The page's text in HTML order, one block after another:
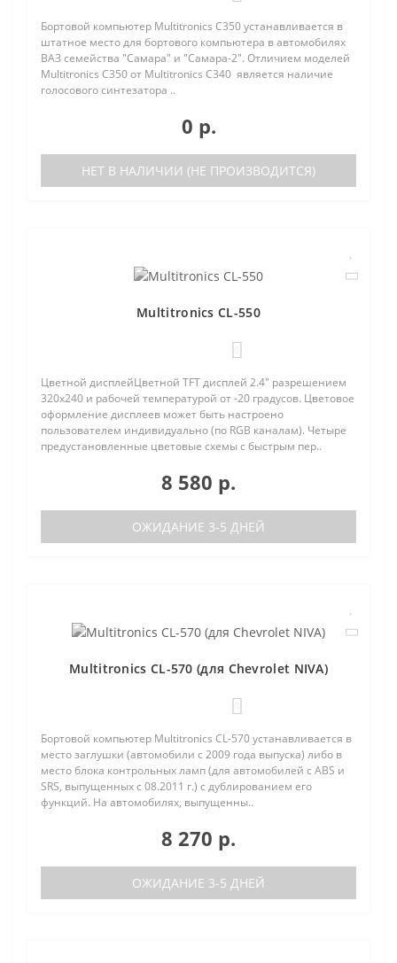
Бортовой компьютер Multitronics C350 устанавливается в
штатное место для бортового компьютера в автомобилях
ВАЗ семейства "Самара" и "Самара-2". Отличием моделей
Multitronics C350 от Multitronics C340 является наличие
голосового синтезатора ..
0 р.
НЕТ В НАЛИЧИИ (НЕ ПРОИЗВОДИТСЯ)
Multitronics CL-550
Цветной дисплейЦветной TFT дисплей 2.4" разрешением
320х240 и рабочей температурой от -20 градусов. Цветовое
оформление дисплеев может быть настроено
пользователем индивидуально (по RGB каналам). Четыре
предустановленные цветовые схемы с быстрым пер..
8 580 р.
ОЖИДАНИЕ 3-5 ДНЕЙ
Multitronics CL-570 (для Chevrolet NIVA)
Бортовой компьютер Multitronics CL-570 устанавливается в
место заглушки (автомобили с 2009 года выпуска) либо в
место блока контрольных ламп (для автомобилей с ABS и
SRS, выпущенных с 08.2011 г.) с дублированием его
функций. На автомобилях, выпущенны..
8 270 р.
ОЖИДАНИЕ 3-5 ДНЕЙ